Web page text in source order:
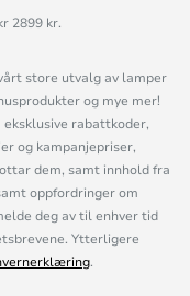
2899 kr.
store utvalg av lamper
og mye mer!
rabattkoder,
og kampanjepriser,
dem, samt innhold fra
oppfordringer om
deg av til enhver tid
Ytterligere
.